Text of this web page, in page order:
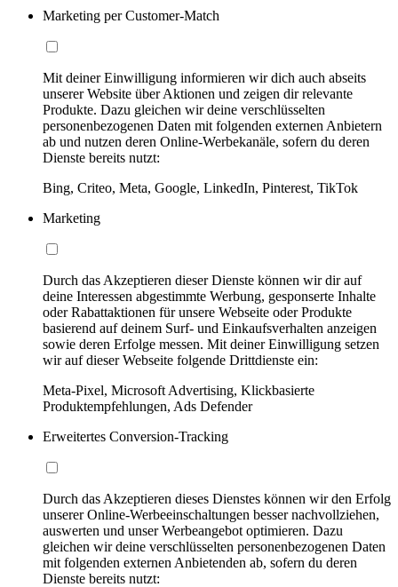
Marketing per Customer-Match
Mit deiner Einwilligung informieren wir dich auch abseits
unserer Website über Aktionen und zeigen dir relevante
Produkte. Dazu gleichen wir deine verschlüsselten
personenbezogenen Daten mit folgenden externen Anbietern
ab und nutzen deren Online-Werbekanäle, sofern du deren
Dienste bereits nutzt:
Bing, Criteo, Meta, Google, LinkedIn, Pinterest, TikTok
Marketing
Durch das Akzeptieren dieser Dienste können wir dir auf
deine Interessen abgestimmte Werbung, gesponserte Inhalte
oder Rabattaktionen für unsere Webseite oder Produkte
basierend auf deinem Surf- und Einkaufsverhalten anzeigen
sowie deren Erfolge messen. Mit deiner Einwilligung setzen
wir auf dieser Webseite folgende Drittdienste ein:
Meta-Pixel, Microsoft Advertising, Klickbasierte
Produktempfehlungen, Ads Defender
Erweitertes Conversion-Tracking
Durch das Akzeptieren dieses Dienstes können wir den Erfolg
unserer Online-Werbeeinschaltungen besser nachvollziehen,
auswerten und unser Werbeangebot optimieren. Dazu
gleichen wir deine verschlüsselten personenbezogenen Daten
mit folgenden externen Anbietenden ab, sofern du deren
Dienste bereits nutzt: